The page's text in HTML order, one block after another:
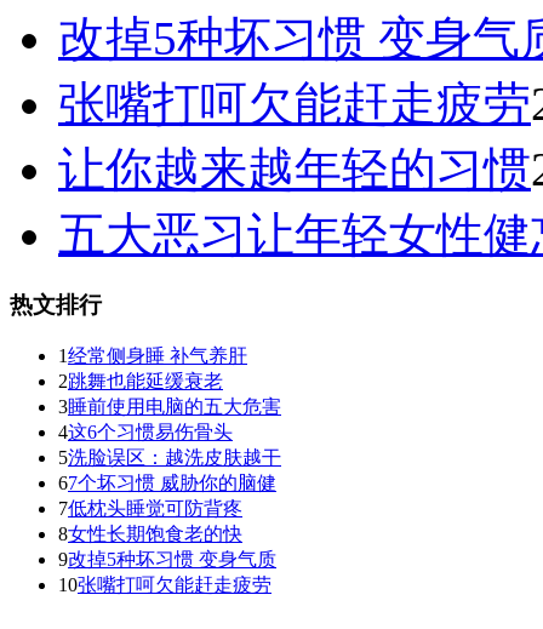
改掉5种坏习惯 变身气
张嘴打呵欠能赶走疲劳
让你越来越年轻的习惯
五大恶习让年轻女性健
热文排行
1经常侧身睡 补气养肝
2跳舞也能延缓衰老
3睡前使用电脑的五大危害
4这6个习惯易伤骨头
5洗脸误区：越洗皮肤越干
67个坏习惯 威胁你的脑健
7低枕头睡觉可防背疼
8女性长期饱食老的快
9改掉5种坏习惯 变身气质
10张嘴打呵欠能赶走疲劳